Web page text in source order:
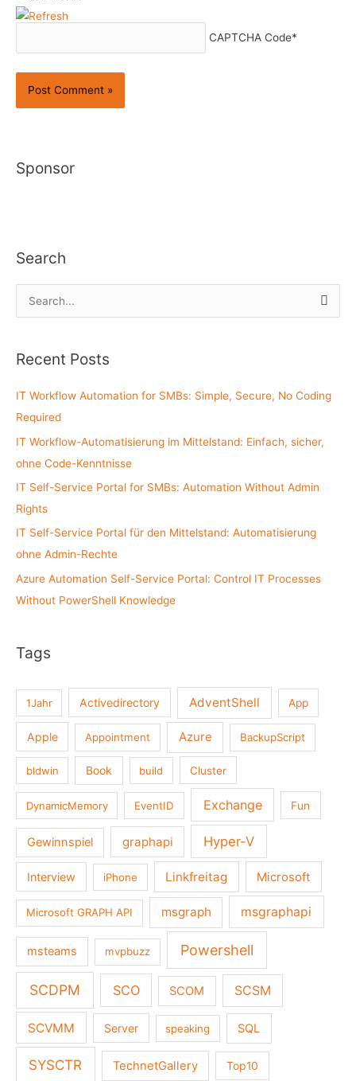
CAPTCHA Code*
Sponsor
Search
e
r
h
f
o
r
:
Recent Posts
IT Workflow Automation for SMBs: Simple, Secure, No Coding
Required
IT Workflow-Automatisierung im Mittelstand: Einfach, sicher,
ohne Code-Kenntnisse
IT Self-Service Portal for SMBs: Automation Without Admin
Rights
IT Self-Service Portal für den Mittelstand: Automatisierung
ohne Admin-Rechte
Azure Automation Self-Service Portal: Control IT Processes
Without PowerShell Knowledge
Tags
1Jahr Activedirectory AdventShell App
Apple Appointment Azure BackupScript
bldwin Book build Cluster
DynamicMemory EventID Exchange Fun
Gewinnspiel graphapi Hyper-V
Interview iPhone Linkfreitag Microsoft
Microsoft GRAPH API msgraph msgraphapi
msteams mvpbuzz Powershell
SCDPM SCO SCOM SCSM
SCVMM Server speaking SQL
SYSCTR TechnetGallery Top10